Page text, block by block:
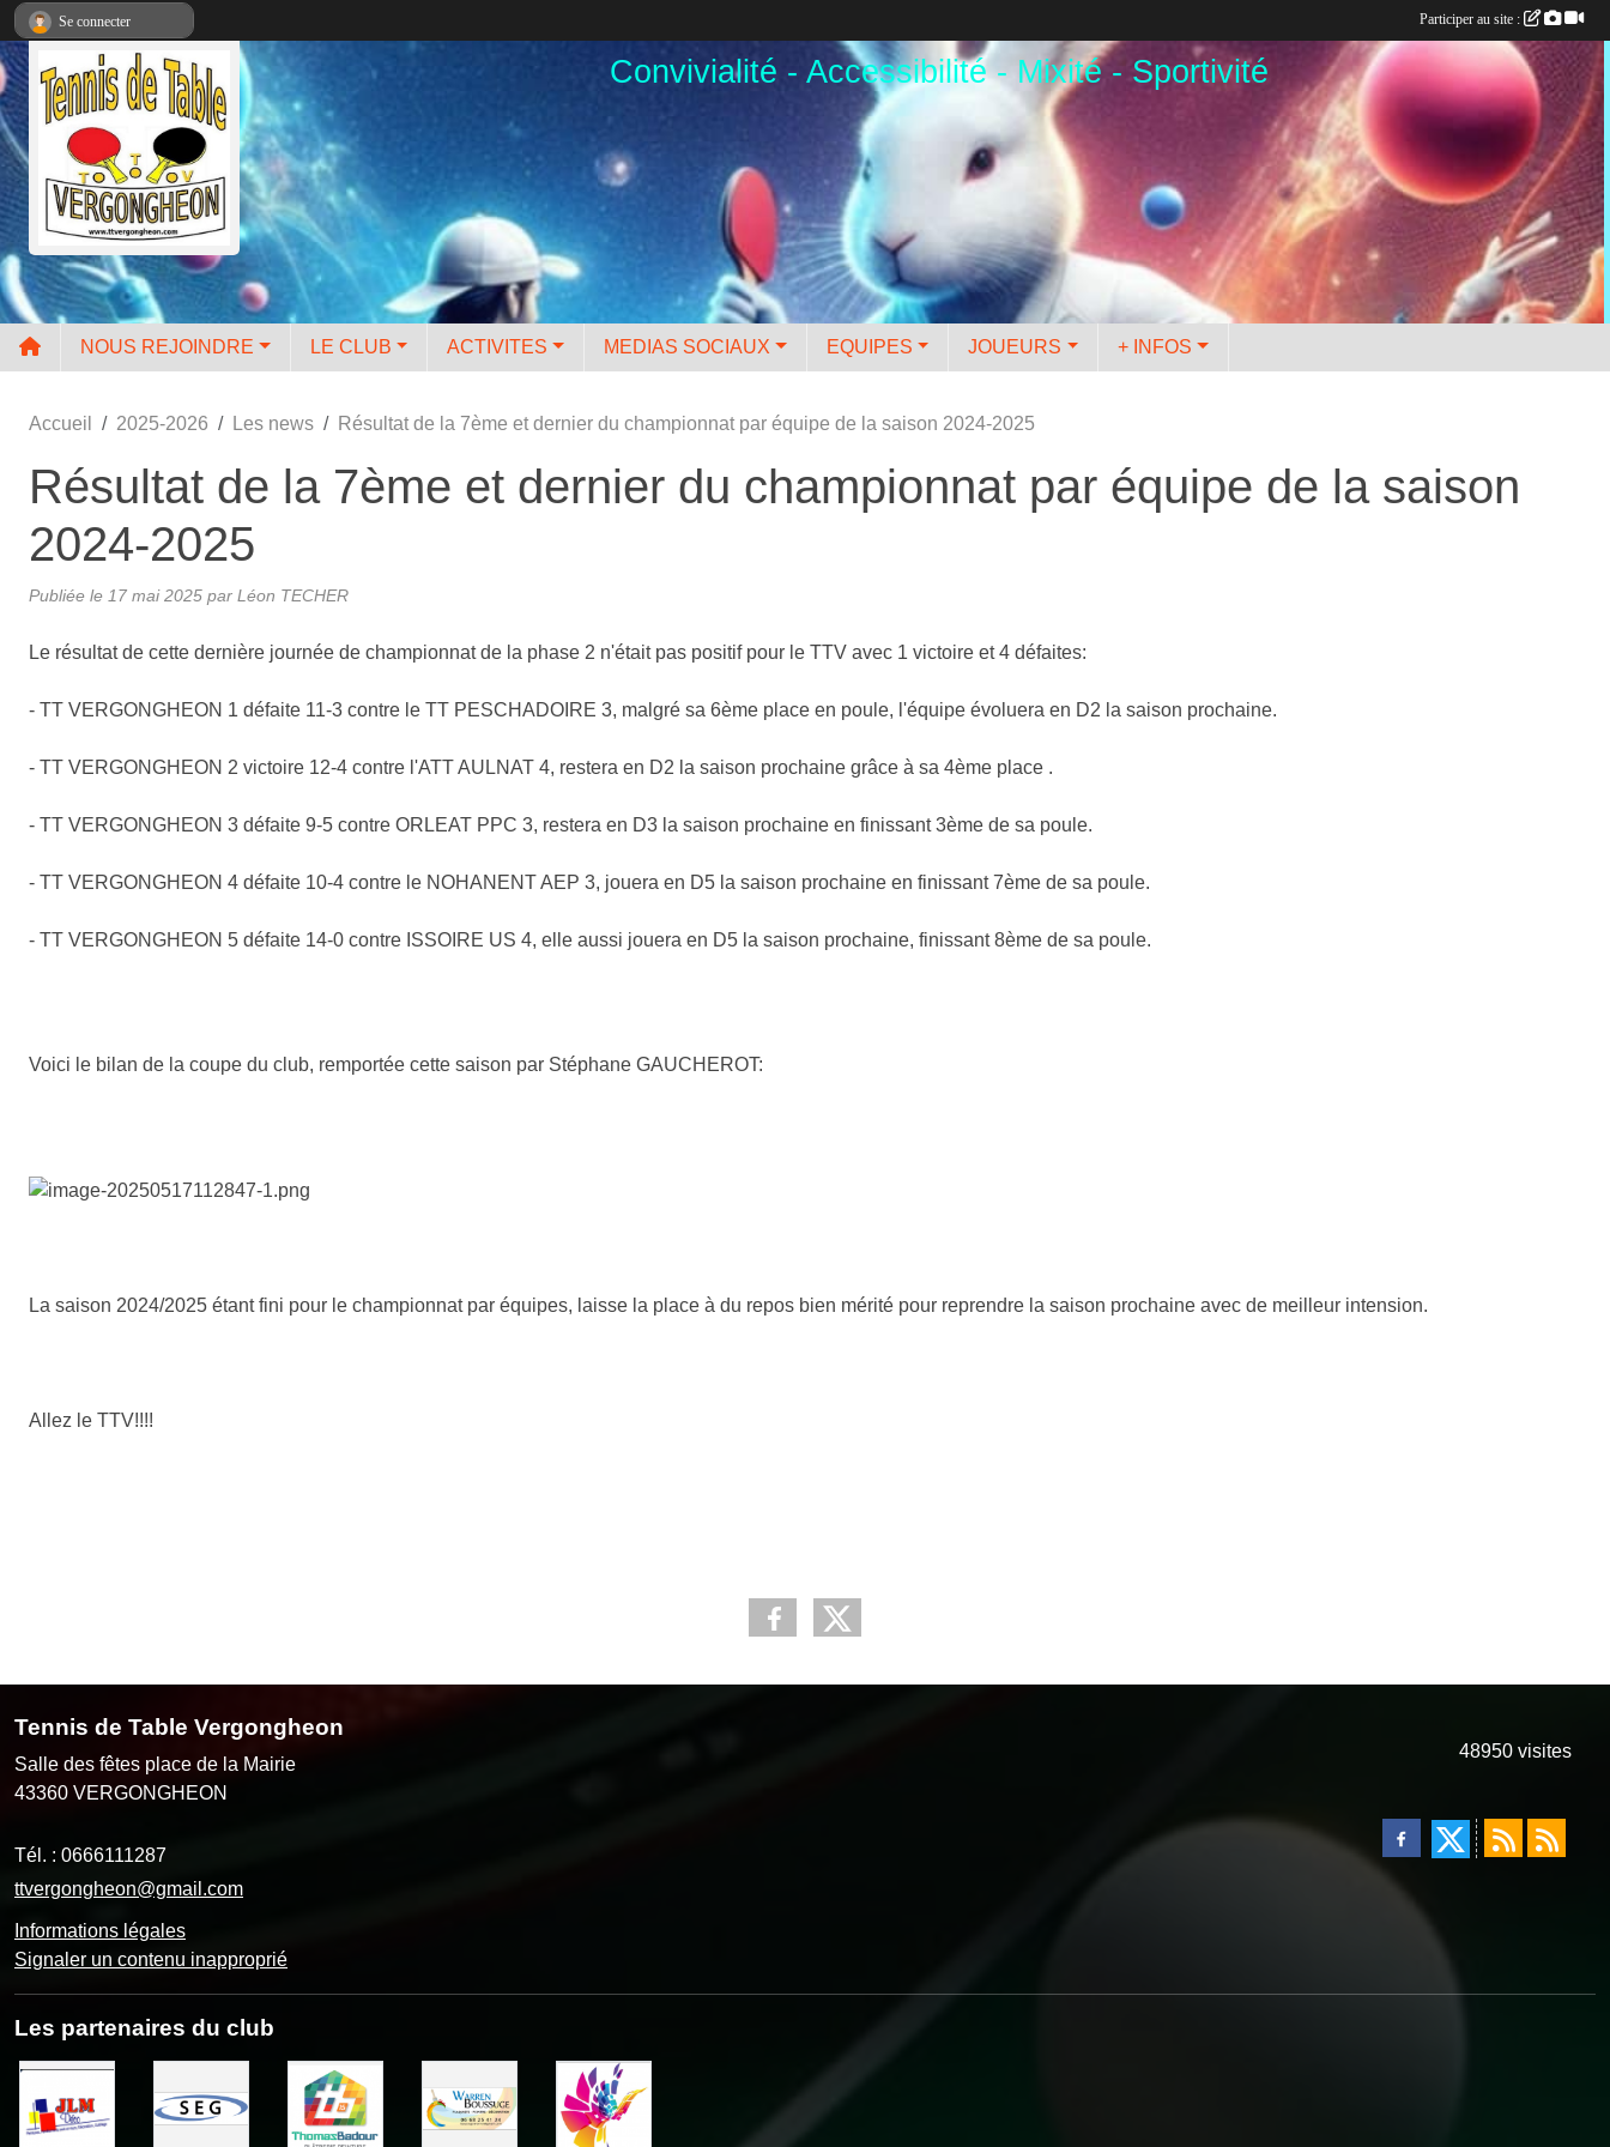
Convivialité - Accessibilité - Mixité - Sportivité
NOUS REJOINDRE LE CLUB ACTIVITES MEDIAS SOCIAUX EQUIPES JOUEURS + INFOS
Accueil 2025-2026 Les news Résultat de la 7ème et dernier du championnat par équipe de la saison 2024-2025
Résultat de la 7ème et dernier du championnat par équipe de la saison
2024-2025
Publiée le 17 mai 2025 par Léon TECHER
Le résultat de cette dernière journée de championnat de la phase 2 n'était pas positif pour le TTV avec 1 victoire et 4 défaites:
- TT VERGONGHEON 1 défaite 11-3 contre le TT PESCHADOIRE 3, malgré sa 6ème place en poule, l'équipe évoluera en D2 la saison prochaine.
- TT VERGONGHEON 2 victoire 12-4 contre l'ATT AULNAT 4, restera en D2 la saison prochaine grâce à sa 4ème place .
- TT VERGONGHEON 3 défaite 9-5 contre ORLEAT PPC 3, restera en D3 la saison prochaine en finissant 3ème de sa poule.
- TT VERGONGHEON 4 défaite 10-4 contre le NOHANENT AEP 3, jouera en D5 la saison prochaine en finissant 7ème de sa poule.
- TT VERGONGHEON 5 défaite 14-0 contre ISSOIRE US 4, elle aussi jouera en D5 la saison prochaine, finissant 8ème de sa poule.
Voici le bilan de la coupe du club, remportée cette saison par Stéphane GAUCHEROT:
La saison 2024/2025 étant fini pour le championnat par équipes, laisse la place à du repos bien mérité pour reprendre la saison prochaine avec de meilleur intension.
Allez le TTV!!!!
Tennis de Table Vergongheon
Salle des fêtes place de la Mairie
43360 VERGONGHEON
Tél. : 0666111287
ttvergongheon@gmail.com
Informations légales
Signaler un contenu inapproprié
48950 visites
Les partenaires du club
Se connecter Participer au site :
Panneau de gestion des cookies